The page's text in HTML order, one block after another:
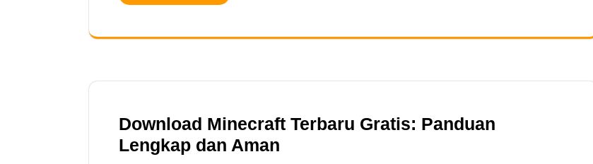
Download Minecraft Terbaru Gratis: Panduan
Lengkap dan Aman